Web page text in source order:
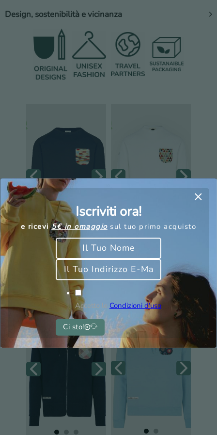
Design, sostenibilità e vicinanza
Felpa Giulia
45,50 € 60,00 € 42,00€
Iscriviti ora!
e ricevi5€ in omaggiosul tuo primo acquisto
Accetto le Condizioni d'uso
Ci sto!